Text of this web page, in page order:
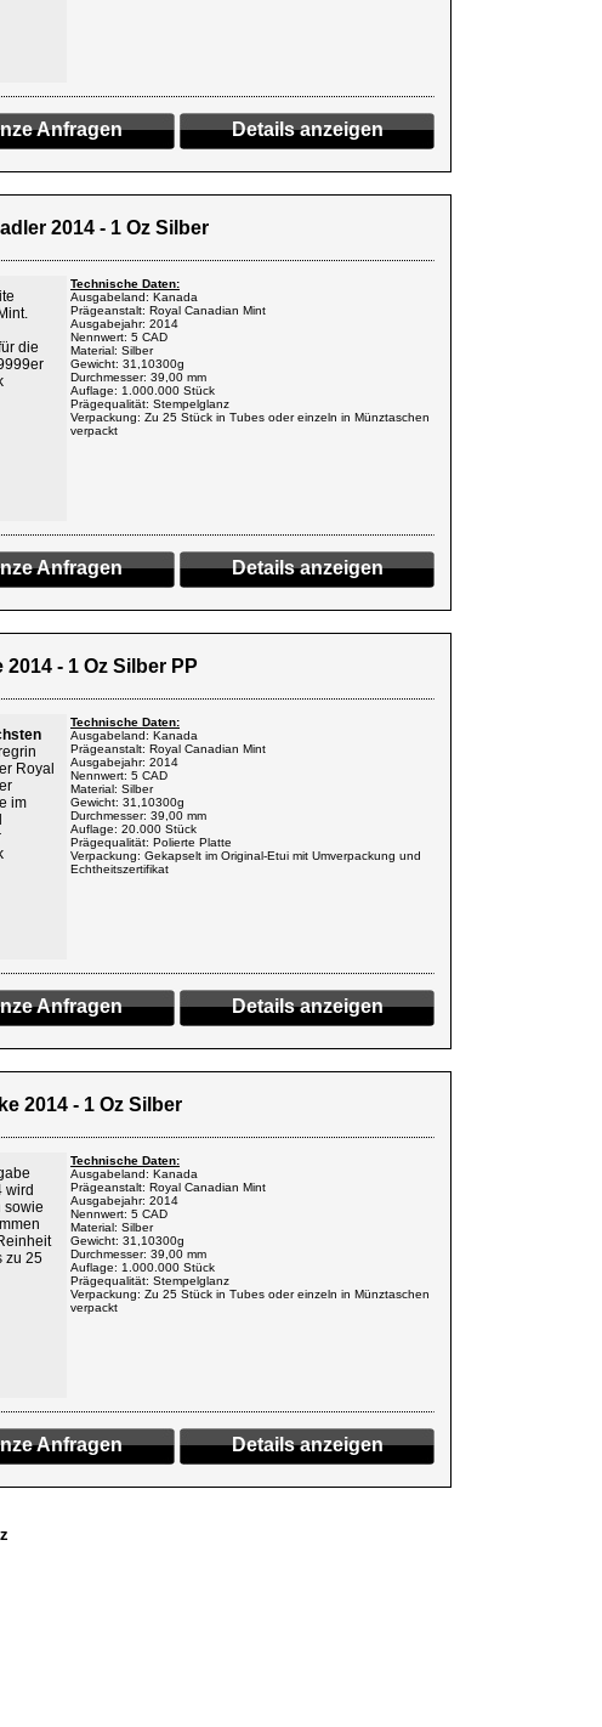
Details anzeigen
Anfragen
2014 - 1 Oz Silber
die
Technische Daten:
Ausgabeland: Kanada
Prägeanstalt: Royal Canadian Mint
Ausgabejahr: 2014
Nennwert: 5 CAD
Material: Silber
Gewicht: 31,10300g
Durchmesser: 39,00 mm
Auflage: 1.000.000 Stück
Prägequalität: Stempelglanz
Verpackung: Zu 25 Stück in Tubes oder einzeln in Münztaschen
verpackt
Details anzeigen
Anfragen
- 1 Oz Silber PP
Royal
im
Technische Daten:
Ausgabeland: Kanada
Prägeanstalt: Royal Canadian Mint
Ausgabejahr: 2014
Nennwert: 5 CAD
Material: Silber
Gewicht: 31,10300g
Durchmesser: 39,00 mm
Auflage: 20.000 Stück
Prägequalität: Polierte Platte
Verpackung: Gekapselt im Original-Etui mit Umverpackung und
Echtheitszertifikat
Details anzeigen
Anfragen
2014 - 1 Oz Silber
wird
sowie
zu 25
Technische Daten:
Ausgabeland: Kanada
Prägeanstalt: Royal Canadian Mint
Ausgabejahr: 2014
Nennwert: 5 CAD
Material: Silber
Gewicht: 31,10300g
Durchmesser: 39,00 mm
Auflage: 1.000.000 Stück
Prägequalität: Stempelglanz
Verpackung: Zu 25 Stück in Tubes oder einzeln in Münztaschen
verpackt
Details anzeigen
Anfragen